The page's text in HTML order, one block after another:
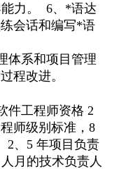
力。 6、*语达
会话和编写*语
体系和项目管理
程改进。
件工程师资格 2
师级别标准，8
2、5 年项目负责
月的技术负责人